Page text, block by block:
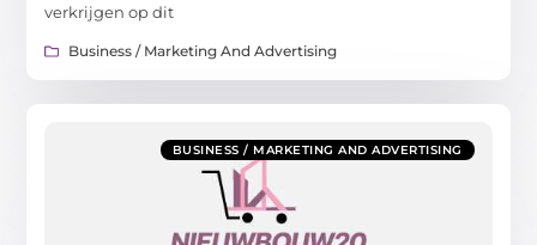
verkrijgen op dit
Business / Marketing And Advertising
BUSINESS / MARKETING AND ADVERTISING